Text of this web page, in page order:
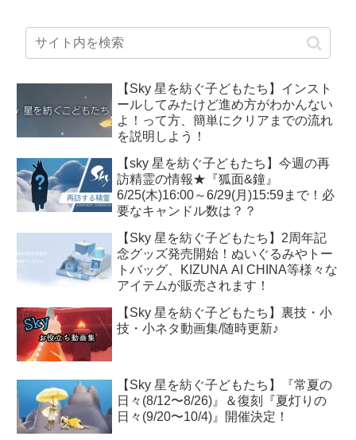
【Sky 星を紡ぐ子どもたち】インスト
ールしてみたけど進め方がわかんない
よ！って方、簡単にクリアまでの流れ
を説明しよう！
【sky 星を紡ぐ子どもたち】今週の再
訪精霊の情報★『狐面&鐘』
6/25(木)16:00～6/29(月)15:59まで！必
要なキャンドル数は？？
【Sky 星を紡ぐ子どもたち】2周年記
念グッズ発売開始！ぬいぐるみやトー
トバッグ、KIZUNA AI CHINA等様々な
アイテムが販売されます！
【Sky 星を紡ぐ子どもたち】裏技・小
技・小ネタ動画集/随時更新♪
【Sky 星を紡ぐ子どもたち】『常夏の
日々(8/12〜8/26)』＆復刻『夏灯りの
日々(9/20〜10/4)』開催決定！